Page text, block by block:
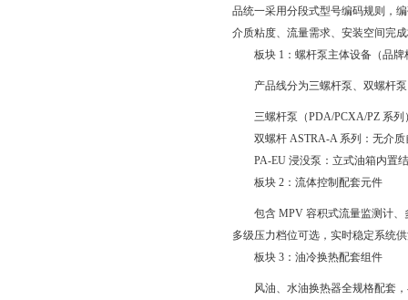
品统一采用分段式型号编码规则，
介质粘度、流量需求、安装空间完
板块 1：螺杆泵主体设备（品牌
产品线分为三螺杆泵、双螺杆
三螺杆泵（PDA/PCXA/PZ 系
双螺杆 ASTRA-A 系列：无介
PA-EU 浸没泵：立式油箱内置
板块 2：流体控制配套元件
包含 MPV 容积式流量监测计
多级压力档位可选，实时稳定系统
板块 3：油冷换热配套组件
风油、水油换热器全规格配套